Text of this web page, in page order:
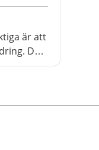
är att
Det